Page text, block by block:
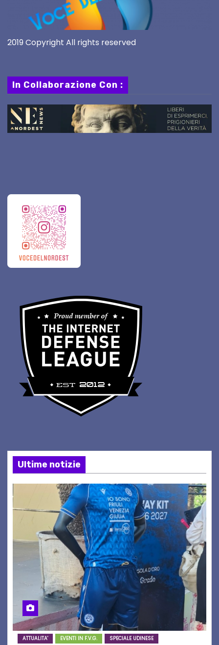
2019 Copyright All rights reserved
In Collaborazione Con :
Ultime notizie
ATTUALITA' EVENTI IN F.V.G. SPECIALE UDINESE